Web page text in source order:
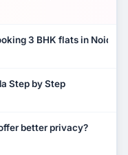
3 BHK flats in Noida?
Step by Step
better privacy?